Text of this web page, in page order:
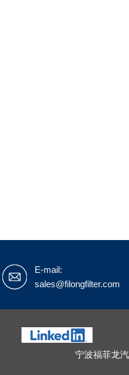
E-mail:
sales@filongfilter.com
宁波福菲龙